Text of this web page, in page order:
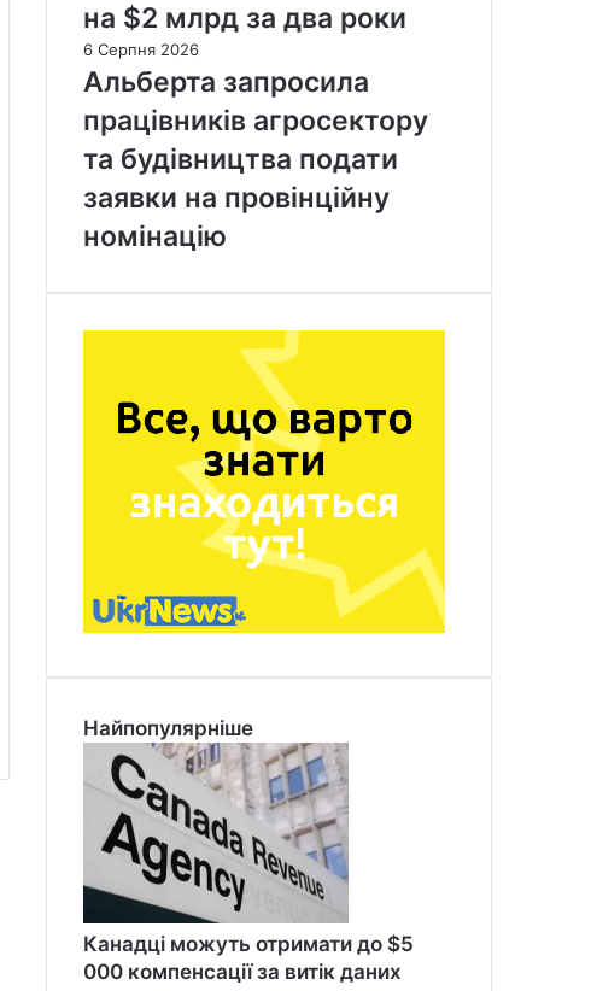
на $2 млрд за два роки
6 Серпня 2026
Альберта запросила
працівників агросектору
та будівництва подати
заявки на провінційну
номінацію
Найпопулярніше
Канадці можуть отримати до $5
000 компенсації за витік даних